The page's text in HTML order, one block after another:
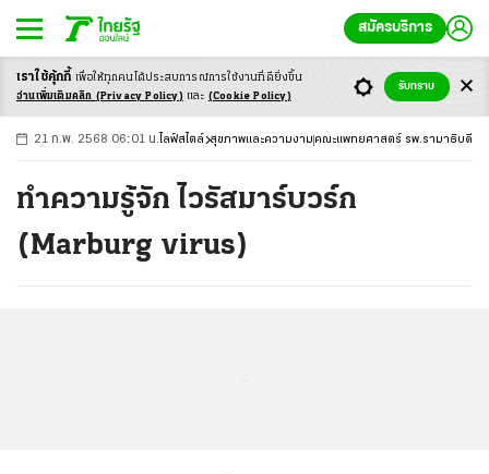
สมัครบริการ
-ก ก ก+
21 ก.พ. 2568 06:01 น.ไลฟ์สไตล์ สุขภาพและความงาม คณะแพทยศาสตร์ รพ.รามาธิบดี
ทำความรู้จัก ไวรัสมาร์บวร์ก
(Marburg virus)
เราใช้คุ้กกี้ เพื่อให้ทุกคนได้ประสบการณ์การใช้งานที่ดียิ่งขึ้น
อ่านเพิ่มเติมคลิก (Privacy Policy) และ (Cookie Policy)
รับทราบ